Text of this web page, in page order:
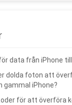
data från iPhone
dolda foton att
gammal iPhone?
för att överföra